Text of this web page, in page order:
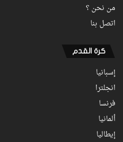
من نحن ؟
اتصل بنا
كرة القدم
إسبانيا
انجلترا
فرنسا
ألمانيا
إيطاليا